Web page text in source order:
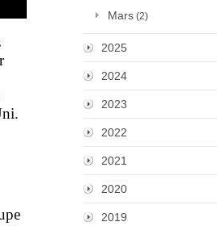
Mars (2)
2025
2024
2023
2022
2021
2020
2019